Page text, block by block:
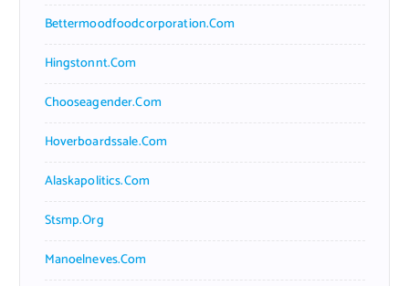
Bettermoodfoodcorporation.com
Hingstonnt.com
Chooseagender.com
Hoverboardssale.com
Alaskapolitics.com
Stsmp.org
Manoelneves.com